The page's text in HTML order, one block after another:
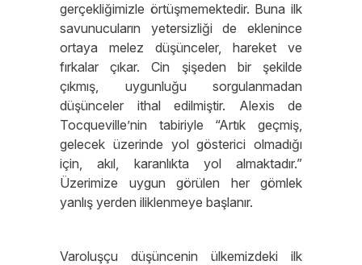
gerçekliğimizle örtüşmemektedir. Buna ilk
savunucuların yetersizliği de eklenince
ortaya melez düşünceler, hareket ve
fırkalar çıkar. Cin şişeden bir şekilde
çıkmış, uygunluğu sorgulanmadan
düşünceler ithal edilmiştir. Alexis de
Tocqueville’nin tabiriyle “Artık geçmiş,
gelecek üzerinde yol gösterici olmadığı
için, akıl, karanlıkta yol almaktadır.”
Üzerimize uygun görülen her gömlek
yanlış yerden iliklenmeye başlanır.
Varoluşçu düşüncenin ülkemizdeki ilk